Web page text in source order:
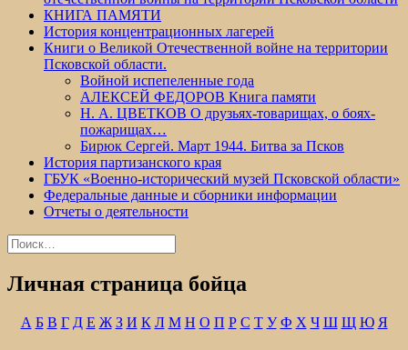
КНИГА ПАМЯТИ
История концентрационных лагерей
Книги о Великой Отечественной войне на территории
Псковской области.
Войной испепеленные года
АЛЕКСЕЙ ФЕДОРОВ Книга памяти
Н. А. ЦВЕТКОВ О друзьях-товарищах, о боях-
пожарищах…
Бирюк Сергей. Март 1944. Битва за Псков
История партизанского края
ГБУК «Военно-исторический музей Псковской области»
Федеральные данные и сборники информации
Отчеты о деятельности
Найти:
Личная страница бойца
А Б В Г Д Е Ж З И К Л М Н О П Р С Т У Ф Х Ч Ш Щ Ю Я